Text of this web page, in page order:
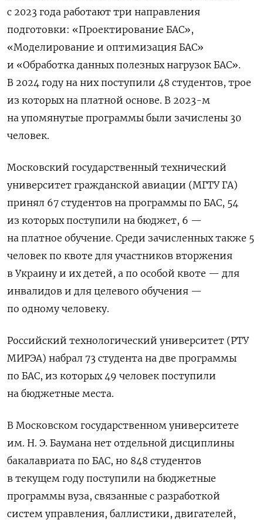
с 2023 года работают три направления
подготовки: «Проектирование БАС»,
«Моделирование и оптимизация БАС»
и «Обработка данных полезных нагрузок БАС».
В 2024 году на них поступили 48 студентов, трое
из которых на платной основе. В 2023-м
на упомянутые программы были зачислены 30
человек.
Московский государственный технический
университет гражданской авиации (МГТУ ГА)
принял 67 студентов на программы по БАС, 54
из которых поступили на бюджет, 6 —
на платное обучение. Среди зачисленных также 5
человек по квоте для участников вторжения
в Украину и их детей, а по особой квоте — для
инвалидов и для целевого обучения —
по одному человеку.
Российский технологический университет (РТУ
МИРЭА) набрал 73 студента на две программы
по БАС, из которых 49 человек поступили
на бюджетные места.
В Московском государственном университете
им. Н. Э. Баумана нет отдельной дисциплины
бакалавриата по БАС, но 848 студентов
в текущем году поступили на бюджетные
программы вуза, связанные с разработкой
систем управления, баллистики, двигателей,